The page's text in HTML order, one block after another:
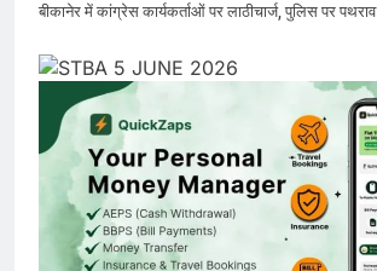
बीकानेर में कांग्रेस कार्यकर्ताओं पर लाठीचार्ज, पुलिस पर पथराव